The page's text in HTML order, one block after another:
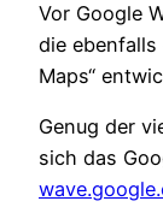
Vor Google
die
Maps“
Genug der
sich das